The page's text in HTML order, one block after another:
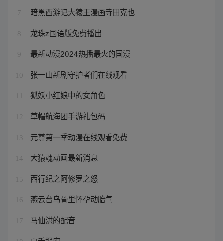
7 暗黑西游记大猿王漫画寺田克也
8 龙珠z国语版免费播出
9 最新动漫2024热播最火的国漫
10 张一山新剧守护者们在线观看
狐妖小红娘中的女角色
12 草帽航海团手游礼包码
13 元尊第一季动漫在线观看免费
14 大猿魂动画最新消息
15 西行纪之阿修罗之怒
16 燕云台乌骨里怀孕动胎气
17 马仙洪的配音